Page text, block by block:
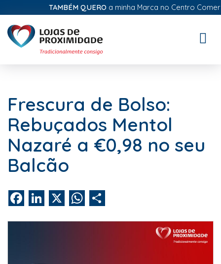
TAMBÉM QUEROa minha Marca no Centro
Frescura de Bolso:
Rebuçados Mentol
Nazaré a €0,98 no seu
Balcão
FacebookLinkedIn WhatsApp